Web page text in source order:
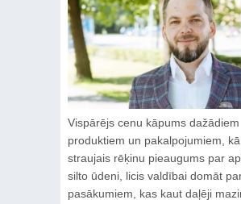
Vispārējs cenu kāpums dažādiem
produktiem un pakalpojumiem,
straujais rēķinu pieaugums par
silto ūdeni, licis valdībai domāt
pasākumiem, kas kaut daļēji